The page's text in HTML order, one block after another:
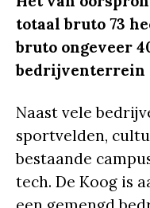
totaal bruto 73
bruto ongeveer
bedrijventerrein
Naast vele
sportvelden,
bestaande
tech. De Koog is